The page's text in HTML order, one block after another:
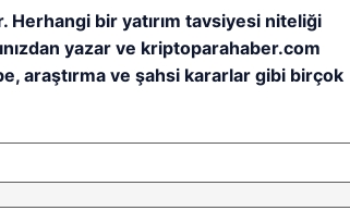
Herhangi bir yatırım tavsiyesi niteliği
yazar ve kriptoparahaber.com
araştırma ve şahsi kararlar gibi birçok